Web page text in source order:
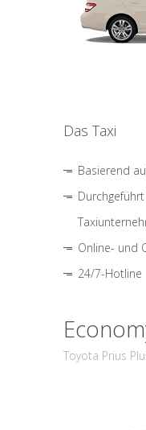
Das Taxi
Basierend
Online- und
24/7-Hotline
Toyota Prius